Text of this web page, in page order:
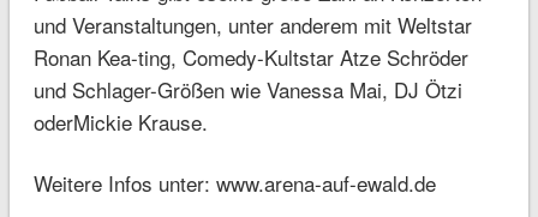
und Veranstaltungen, unter anderem mit Weltstar
Ronan Kea-ting, Comedy-Kultstar Atze Schröder
und Schlager-Größen wie Vanessa Mai, DJ Ötzi
oderMickie Krause.
Weitere Infos unter: www.arena-auf-ewald.de